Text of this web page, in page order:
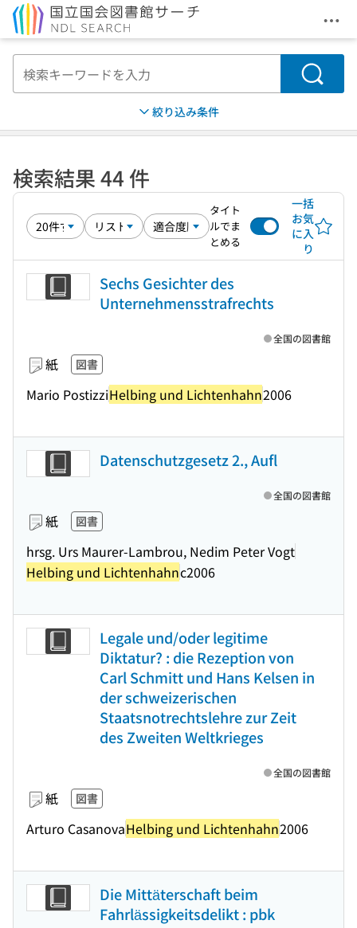
メ
検索
絞り込み条件
検索結果 44 件
タイト
ルでま
とめる
一括
お気
に入
り
Sechs Gesichter des
Unternehmensstrafrechts
紙 図書
Mario PostizziHelbing und Lichtenhahn2006
全国の図書館
Datenschutzgesetz 2., Aufl
紙 図書
hrsg. Urs Maurer-Lambrou, Nedim Peter Vogt
Helbing und Lichtenhahnc2006
全国の図書館
Legale und/oder legitime
Diktatur? : die Rezeption von
Carl Schmitt und Hans Kelsen in
der schweizerischen
Staatsnotrechtslehre zur Zeit
des Zweiten Weltkrieges
紙 図書
Arturo CasanovaHelbing und Lichtenhahn2006
全国の図書館
Die Mittäterschaft beim
Fahrlässigkeitsdelikt : pbk